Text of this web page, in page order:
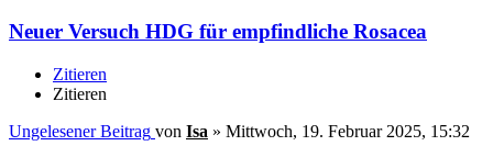
Neuer Versuch HDG für empfindliche Rosacea
Zitieren
Zitieren
Ungelesener Beitrag von Isa » Mittwoch, 19. Februar 2025, 15:32